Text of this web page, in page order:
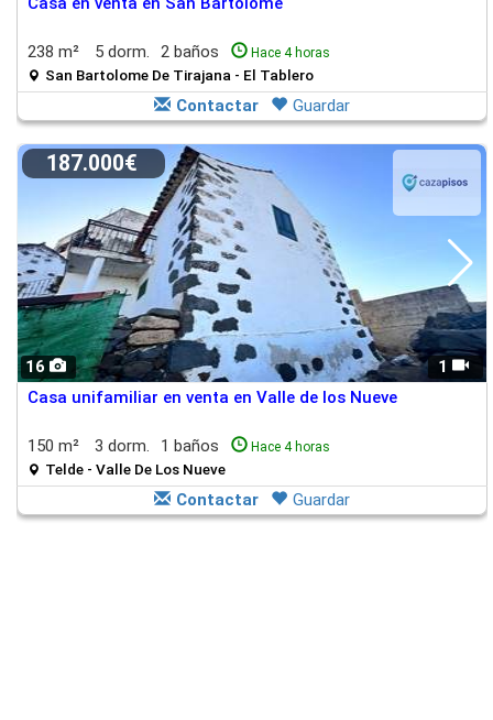
238 m² 5 dorm. 2 baños Hace 4 horas
San Bartolome De Tirajana - El Tablero
Contactar Guardar
16 1
187.000€
Casa unifamiliar en venta en Valle de los Nueve
150 m² 3 dorm. 1 baños Hace 4 horas
Telde - Valle De Los Nueve
Contactar Guardar